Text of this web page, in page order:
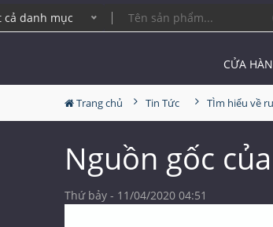
cả danh mục
CỬA
Trang chủ Tin Tức TÌm hiểu về
Nguồn gốc
Thứ bảy - 11/04/2020 04:51